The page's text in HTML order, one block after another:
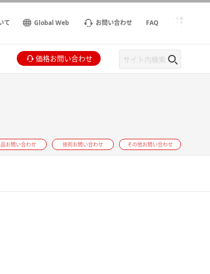
て Global Web お問い合わせ FAQ
価格お問い合わせ
お問い合わせ 技術お問い合わせ その他お問い合わせ